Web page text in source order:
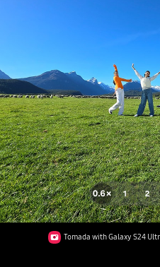
Tomada with Galaxy S24